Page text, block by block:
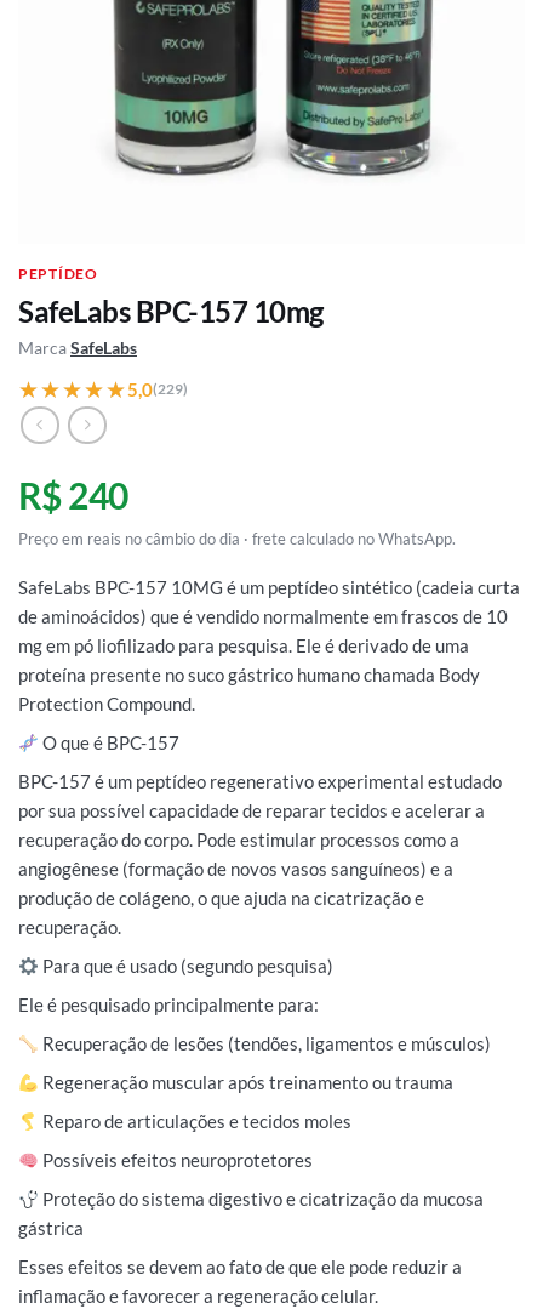
PEPTÍDEO
SafeLabs BPC-157 10mg
MarcaSafeLabs
★★★★★
★★★★★5,0(229)
R$ 240
Preço em reais no câmbio do dia · frete calculado no WhatsApp.
SafeLabs BPC-157 10MG é um peptídeo sintético (cadeia curta
de aminoácidos) que é vendido normalmente em frascos de 10
mg em pó liofilizado para pesquisa. Ele é derivado de uma
proteína presente no suco gástrico humano chamada Body
Protection Compound.
O que é BPC-157
BPC-157 é um peptídeo regenerativo experimental estudado
por sua possível capacidade de reparar tecidos e acelerar a
recuperação do corpo. Pode estimular processos como a
angiogênese (formação de novos vasos sanguíneos) e a
produção de colágeno, o que ajuda na cicatrização e
recuperação.
Para que é usado (segundo pesquisa)
Ele é pesquisado principalmente para:
Recuperação de lesões (tendões, ligamentos e músculos)
Regeneração muscular após treinamento ou trauma
Reparo de articulações e tecidos moles
Possíveis efeitos neuroprotetores
Proteção do sistema digestivo e cicatrização da mucosa
gástrica
Esses efeitos se devem ao fato de que ele pode reduzir a
inflamação e favorecer a regeneração celular.